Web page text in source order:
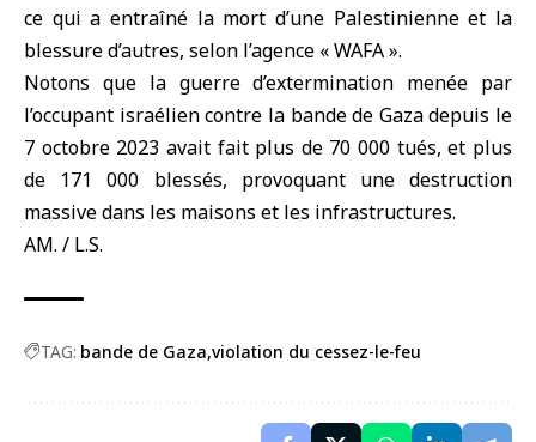
ce qui a entraîné la mort d’une Palestinienne et la
blessure d’autres, selon l’agence « WAFA ».
Notons que la guerre d’extermination menée par
l’occupant israélien contre la bande de Gaza depuis le
7 octobre 2023 avait fait plus de 70 000 tués, et plus
de 171 000 blessés, provoquant une destruction
massive dans les maisons et les infrastructures.
AM. / L.S.
TAG: bande de Gaza violation du cessez-le-feu